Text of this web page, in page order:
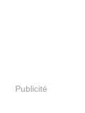
Publicité